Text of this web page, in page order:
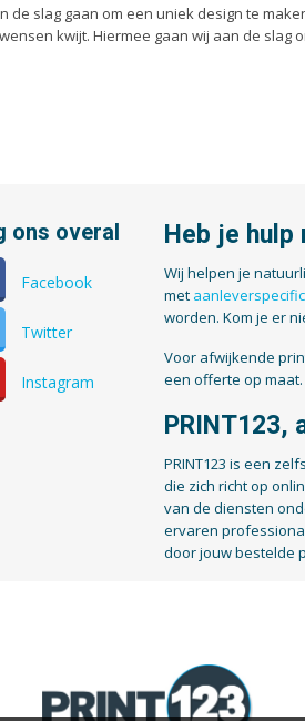
de slag gaan om een uniek design te
kwijt. Hiermee gaan wij aan de slag
ons overal
Facebook
Twitter
Instagram
Heb je hulp
Wij helpen je
met
worden. Kom je er
Voor afwijkende
een offerte op maat.
PRINT123,
PRINT123 is een
die zich richt op
van de diensten
ervaren
door jouw bestelde